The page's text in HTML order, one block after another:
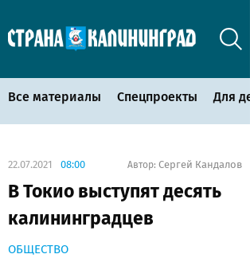
Все материалы Спецпроекты Для
22.07.2021 08:00 Автор: Сергей Кандалов
В Токио выступят десять
калининградцев
ОБЩЕСТВО